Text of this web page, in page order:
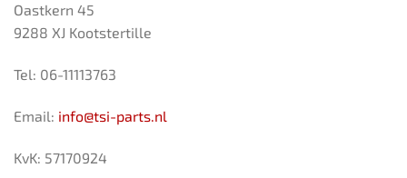
Oastkern 45
9288 XJ Kootstertille
Tel: 06-11113763
Email: info@tsi-parts.nl
KvK: 57170924